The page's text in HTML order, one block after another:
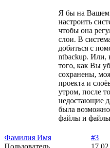
Я бы на Вашем
настроить
чтобы она
слои. В
добиться с
ntbackup. Или,
того, как Вы
сохранены,
проекта и
утром, после
недостающие
была
файлы и файлы
Фамилия Имя
Пользователь
#3